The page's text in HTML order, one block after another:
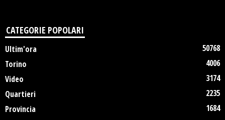
CATEGORIE POPOLARI
Ultim'ora
50768
Torino
4006
Video
3174
Quartieri
2235
Provincia
1684